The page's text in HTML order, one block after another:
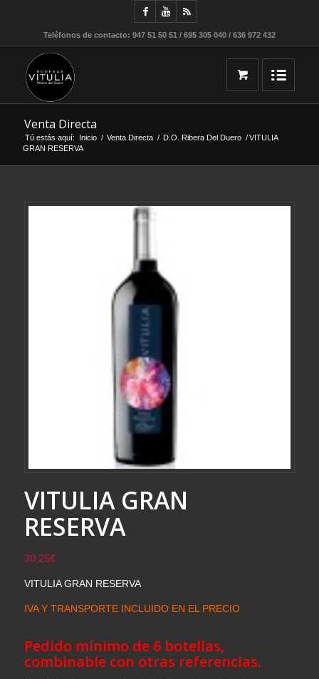
Teléfonos de contacto: 947 51 50 51 / 695 305 040 / 636 972 432
Venta Directa
Tú estás aquí: Inicio / Venta Directa / D.O. Ribera Del Duero / VITULIA
GRAN RESERVA
VITULIA GRAN
RESERVA
30,25€
VITULIA GRAN RESERVA
IVA Y TRANSPORTE INCLUIDO EN EL PRECIO
Pedido mínimo de 6 botellas,
combinable con otras referencias.